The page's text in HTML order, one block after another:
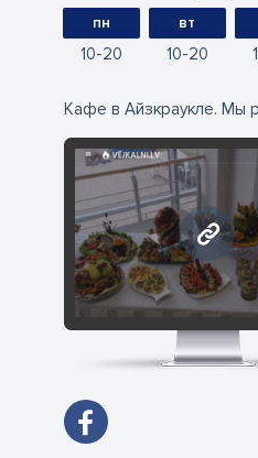
пн
10 20
вт
10 20
Кафе в Айзкраукле. Мы